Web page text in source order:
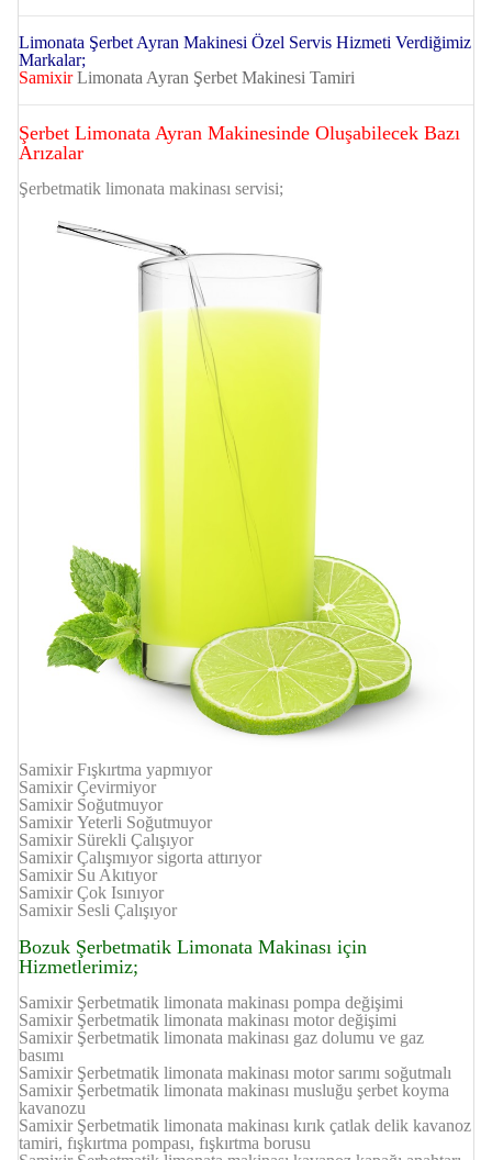
Limonata Şerbet Ayran Makinesi Özel Servis Hizmeti Verdiğimiz
Markalar;
SamixirLimonata Ayran Şerbet Makinesi Tamiri
Şerbet Limonata Ayran Makinesinde Oluşabilecek Bazı
Arızalar
Şerbetmatik limonata makinası servisi;
Samixir Fışkırtma yapmıyor
Samixir Çevirmiyor
Samixir Soğutmuyor
Samixir Yeterli Soğutmuyor
Samixir Sürekli Çalışıyor
Samixir Çalışmıyor sigorta attırıyor
Samixir Su Akıtıyor
Samixir Çok Isınıyor
Samixir Sesli Çalışıyor
Bozuk Şerbetmatik Limonata Makinası için
Hizmetlerimiz;
Samixir Şerbetmatik limonata makinası pompa değişimi
Samixir Şerbetmatik limonata makinası motor değişimi
Samixir Şerbetmatik limonata makinası gaz dolumu ve gaz
basımı
Samixir Şerbetmatik limonata makinası motor sarımı soğutmalı
Samixir Şerbetmatik limonata makinası musluğu şerbet koyma
kavanozu
Samixir Şerbetmatik limonata makinası kırık çatlak delik kavanoz
tamiri, fışkırtma pompası, fışkırtma borusu